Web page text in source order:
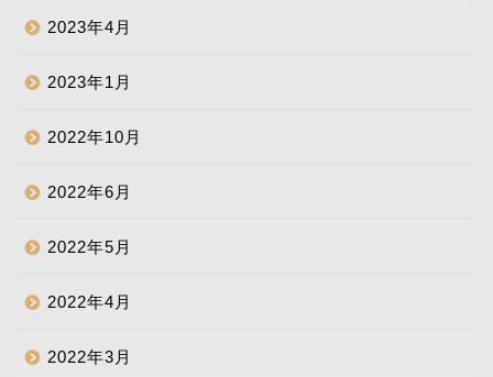
2023年4月
2023年1月
2022年10月
2022年6月
2022年5月
2022年4月
2022年3月